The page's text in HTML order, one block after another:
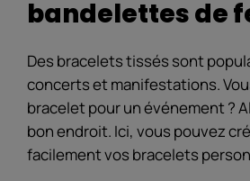
bandelettes de
Des bracelets tissés sont
concerts et manifestations.
bracelet pour un événement ?
bon endroit. Ici, vous pouvez
facilement vos bracelets